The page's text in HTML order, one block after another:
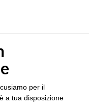
per il
è a tua disposizione